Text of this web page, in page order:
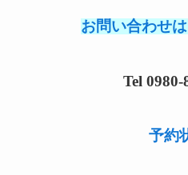
お問い合わせは
Tel 0980-
予約